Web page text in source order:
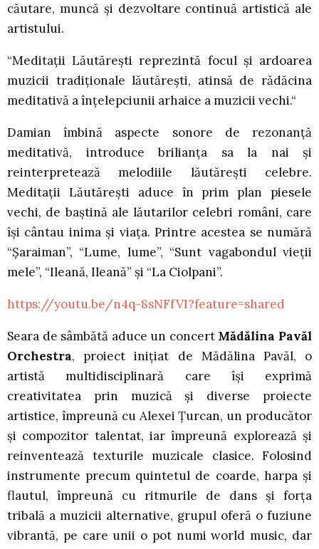
căutare, muncă și dezvoltare continuă artistică ale
artistului.
“Meditații Lăutărești reprezintă focul și ardoarea
muzicii tradiționale lăutărești, atinsă de rădăcina
meditativă a înțelepciunii arhaice a muzicii vechi.“
Damian îmbină aspecte sonore de rezonanță
meditativă, introduce brilianța sa la nai și
reinterpretează melodiile lăutărești celebre.
Meditații Lăutărești aduce în prim plan piesele
vechi, de baștină ale lăutarilor celebri români, care
își cântau inima și viața. Printre acestea se numără
“Șaraiman”, “Lume, lume”, “Sunt vagabondul vieții
mele”, “Ileană, Ileană” și “La Ciolpani”.
https://youtu.be/n4q-8sNFfVI?feature=shared
Seara de sâmbătă aduce un concert Mădălina Pavăl
Orchestra, proiect inițiat de Mădălina Pavăl, o
artistă multidisciplinară care își exprimă
creativitatea prin muzică și diverse proiecte
artistice, împreună cu Alexei Țurcan, un producător
și compozitor talentat, iar împreună explorează și
reinventează texturile muzicale clasice. Folosind
instrumente precum quintetul de coarde, harpa și
flautul, împreună cu ritmurile de dans și forța
tribală a muzicii alternative, grupul oferă o fuziune
vibrantă, pe care unii o pot numi world music, dar